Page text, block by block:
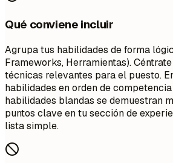
Qué conviene incluir
Agrupa tus habilidades de forma
Frameworks, Herramientas).
técnicas relevantes para el puesto.
habilidades en orden de
habilidades blandas se demuestran
puntos clave en tu sección de
lista simple.